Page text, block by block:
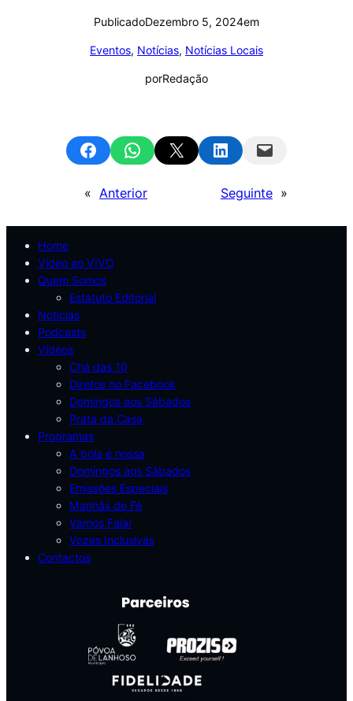
PublicadoDezembro 5, 2024em
Eventos, Notícias, Notícias Locais
porRedação
Share on FacebookShare on WhatsApp
Email this Page Share on LinkedInEmail this Page
« Anterior Seguinte »
Home
Vídeo ao VIVO
Quem Somos
Estatuto Editorial
Notícias
Podcasts
Vídeos
Chá das 10
Diretos no Facebook
Domingos aos Sábados
Prata da Casa
Programas
A bola é nossa
Domingos aos Sábados
Emissões Especiais
Manhãs de Fé
Vamos Falar
Vozes Inclusivas
Contactos